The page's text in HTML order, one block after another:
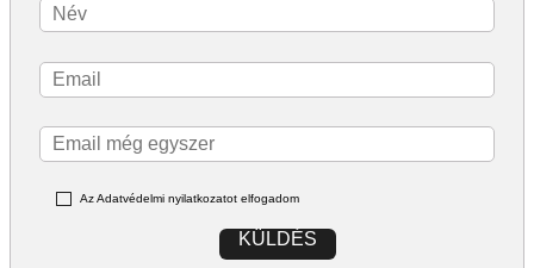
Az Adatvédelmi nyilatkozatot elfogadom
KÜLDÉS